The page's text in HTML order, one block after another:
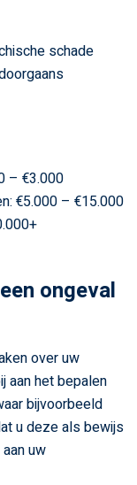
schade
– €3.000
€5.000 – €15.000
ongeval
over uw
aan het bepalen
bijvoorbeeld
u deze als bewijs
uw